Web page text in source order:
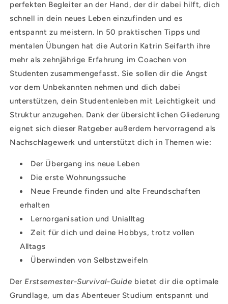
perfekten Begleiter an der Hand, der dir dabei hilft, dich
schnell in dein neues Leben einzufinden und es
entspannt zu meistern. In 50 praktischen Tipps und
mentalen Übungen hat die Autorin Katrin Seifarth ihre
mehr als zehnjährige Erfahrung im Coachen von
Studenten zusammengefasst. Sie sollen dir die Angst
vor dem Unbekannten nehmen und dich dabei
unterstützen, dein Studentenleben mit Leichtigkeit und
Struktur anzugehen. Dank der übersichtlichen Gliederung
eignet sich dieser Ratgeber außerdem hervorragend als
Nachschlagewerk und unterstützt dich in Themen wie:
Der Übergang ins neue Leben
Die erste Wohnungssuche
Neue Freunde finden und alte Freundschaften
erhalten
Lernorganisation und Unialltag
Zeit für dich und deine Hobbys, trotz vollen
Alltags
Überwinden von Selbstzweifeln
DerErstsemester-Survival-Guide bietet dir die optimale
Grundlage, um das Abenteuer Studium entspannt und